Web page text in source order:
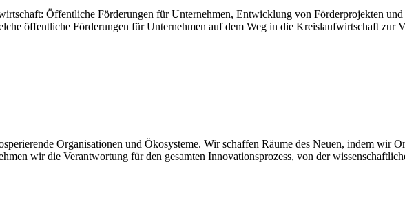
Öffentliche Förderungen für Unternehmen, Entwicklung von Förderprojekten
öffentliche Förderungen für Unternehmen auf dem Weg in die Kreislaufwirtschaft zur
Organisationen und Ökosysteme. Wir schaffen Räume des Neuen, indem wir
wir die Verantwortung für den gesamten Innovationsprozess, von der